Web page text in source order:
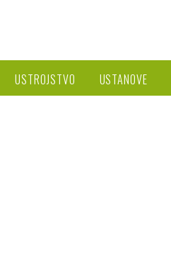
USTROJSTVO USTANOVE